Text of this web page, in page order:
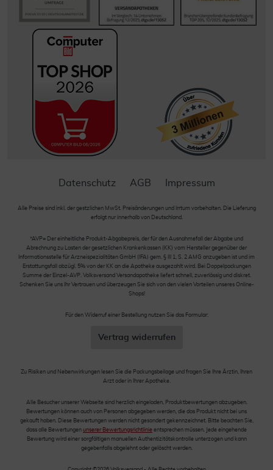
Datenschutz AGB Impressum
Alle Preise sind inkl. der gestzlichen MwSt. Preisänderungen und Irrtum vorbehalten. Die Lieferung
erfolgt nur innerhalb von Deutschland.
*AVP= Der einheitliche Produkt-Abgabepreis, der für den Ausnahmefall der Abgabe und
Abrechnung zu Lasten der gesetzlichen Krankenkassen (KK) vom Hersteller gegenüber der
Informationsstelle für Arzneispezialitäten GmbH (IFA) gem. § III 1, S. 2 AMG anzugeben ist und im
Erstattungsfall abzügl. 5% von der KK an die Apotheke ausgezahlt wird. Bei Doppelpackungen
Summe der Einzel-AVP. Volksversand Versandapotheke liefert schnell, zuverlässig und diskret.
Schenken Sie uns Ihr Vertrauen und überzeugen Sie sich von den vielen Vorteilen unseres Online-
Shops!
Für den Widerruf einer Bestellung nutzen Sie das Formular:
Vertrag widerrufen
Zu Risiken und Nebenwirkungen lesen Sie die Packungsbeilage und fragen Sie Ihre Ärztin, Ihren
Arzt oder in Ihrer Apotheke.
Alle Besucher unserer Webseite sind herzlich eingeladen, Produktbewertungen abzugeben.
Bewertungen können auch von Personen abgegeben werden, die das Produkt nicht bei uns
gekauft haben. Diese Bewertungen werden nicht gesondert gekennzeichnet. Bitte beachten Sie,
dass alle Bewertungen unserer Bewertungsrichtlinie entsprechen müssen. Jede eingehende
Bewertung wird einer sorgfältigen manuellen Authentizitätskontrolle unterzogen und kann
gegebenfalls abgelehnt oder gelöscht werden.